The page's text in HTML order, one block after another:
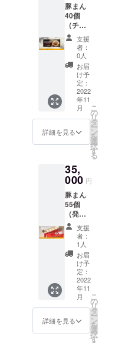
豚まん
40個
（チ
ケッ
ト）、
感謝状
※チケッ
トの有
効期限
は、
2022年
11月〜
2023年
5月まで
の半年
す。 ※
チケッ
トの利
用でき
る店舗
は本店
とし、
営業時
間は10
時〜18
時まで
となり
ます。
支援
者：
0人
お届
け予
定：
2022
年11
月
詳細を見る
こ
の
リ
タ
ー
ン
を
選
択
す
る
35,
000 円
豚まん
55個
（発
送）、
感謝状
支援
者：
1人
お届
け予
定：
2022
年11
月
詳細を見る
こ
の
リ
タ
ー
ン
を
選
択
す